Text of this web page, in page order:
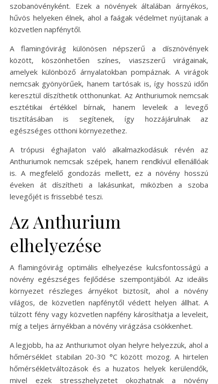
szobanövényként. Ezek a növények általában árnyékos,
hűvös helyeken élnek, ahol a faágak védelmet nyújtanak a
közvetlen napfénytől.
A flamingóvirág különösen népszerű a dísznövények
között, köszönhetően színes, viaszszerű virágainak,
amelyek különböző árnyalatokban pompáznak. A virágok
nemcsak gyönyörűek, hanem tartósak is, így hosszú időn
keresztül díszíthetik otthonunkat. Az Anthuriumok nemcsak
esztétikai értékkel bírnak, hanem leveleik a levegő
tisztításában is segítenek, így hozzájárulnak az
egészséges otthoni környezethez.
A trópusi éghajlaton való alkalmazkodásuk révén az
Anthuriumok nemcsak szépek, hanem rendkívül ellenállóak
is. A megfelelő gondozás mellett, ez a növény hosszú
éveken át díszítheti a lakásunkat, miközben a szoba
levegőjét is frissebbé teszi.
Az Anthurium
elhelyezése
A flamingóvirág optimális elhelyezése kulcsfontosságú a
növény egészséges fejlődése szempontjából. Az ideális
környezet részleges árnyékot biztosít, ahol a növény
világos, de közvetlen napfénytől védett helyen állhat. A
túlzott fény vagy közvetlen napfény károsíthatja a leveleit,
míg a teljes árnyékban a növény virágzása csökkenhet.
A legjobb, ha az Anthuriumot olyan helyre helyezzük, ahol a
hőmérséklet stabilan 20-30 °C között mozog. A hirtelen
hőmérsékletváltozások és a huzatos helyek kerülendők,
mivel ezek stresszhelyzetet okozhatnak a növény